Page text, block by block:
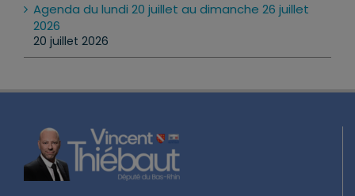
Agenda du lundi 20 juillet au dimanche 26 juillet
2026
20 juillet 2026